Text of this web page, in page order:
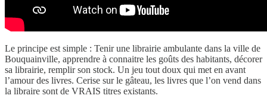
Le principe est simple : Tenir une librairie ambulante dans la ville de
Bouquainville, apprendre à connaitre les goûts des habitants, décorer
sa librairie, remplir son stock. Un jeu tout doux qui met en avant
l’amour des livres. Cerise sur le gâteau, les livres que l’on vend dans
la libraire sont de VRAIS titres existants.